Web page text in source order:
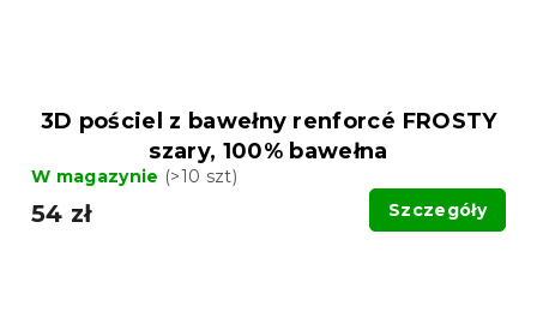
3D pościel z bawełny renforcé FROSTY
szary, 100% bawełna
W magazynie (>10 szt)
54 zł Szczegóły